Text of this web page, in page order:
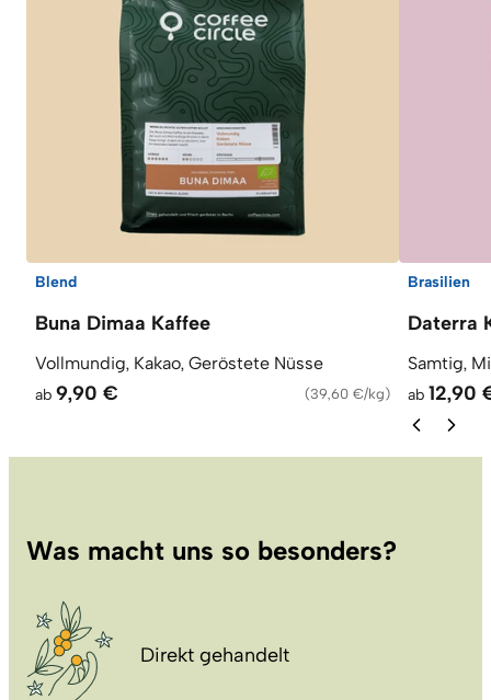
Blend
Buna Dimaa Kaffee
Vollmundig, Kakao, Geröstete Nüsse
ab 9,90 € (39,60 €/kg)
Brasilien
Daterra
Samtig,
ab 12,90
Was macht uns so besonders?
Direkt gehandelt